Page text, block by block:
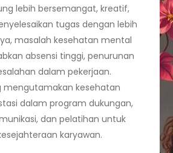
lebih bersemangat, kreatif,
tugas dengan lebih
masalah kesehatan mental
absensi tinggi, penurunan
dalam pekerjaan.
mengutamakan kesehatan
dalam program dukungan,
dan pelatihan untuk
karyawan.